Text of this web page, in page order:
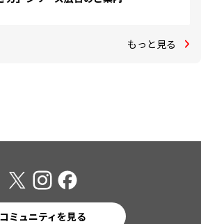
もっと見る
コミュニティを見る